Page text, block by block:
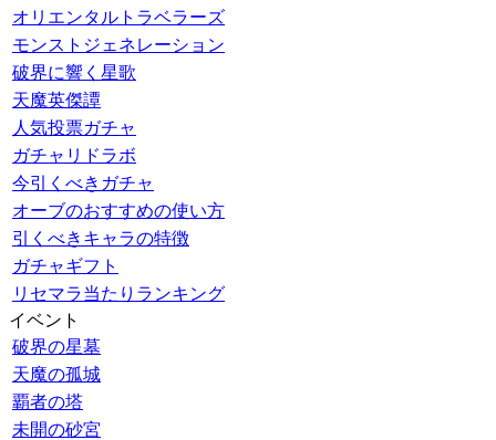
オリエンタルトラベラーズ
モンストジェネレーション
破界に響く星歌
天魔英傑譚
人気投票ガチャ
ガチャリドラボ
今引くべきガチャ
オーブのおすすめの使い方
引くべきキャラの特徴
ガチャギフト
リセマラ当たりランキング
イベント
破界の星墓
天魔の孤城
覇者の塔
未開の砂宮